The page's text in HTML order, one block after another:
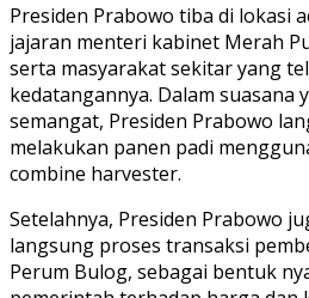
Presiden Prabowo tiba di lokasi
jajaran menteri kabinet Merah
serta masyarakat sekitar yang
kedatangannya. Dalam suasana
semangat, Presiden Prabowo
melakukan panen padi
combine harvester.
Setelahnya, Presiden Prabowo
langsung proses transaksi
Perum Bulog, sebagai bentuk